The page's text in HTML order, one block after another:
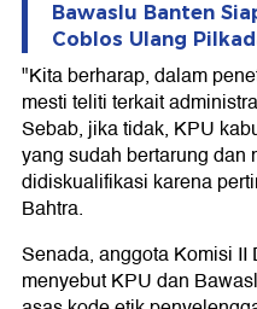
Bawaslu Banten
Coblos Ulang
"Kita berharap, dalam
mesti teliti terkait
Sebab, jika tidak, KPU
yang sudah bertarung dan
didiskualifikasi karena
Bahtra.
Senada, anggota Komisi
menyebut KPU dan